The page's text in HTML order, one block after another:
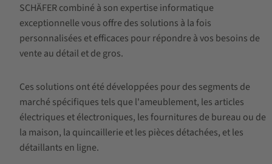
SCHÄFER combiné à son expertise informatique
exceptionnelle vous offre des solutions à la fois
personnalisées et efficaces pour répondre à vos besoins de
vente au détail et de gros.
Ces solutions ont été développées pour des segments de
marché spécifiques tels que l'ameublement, les articles
électriques et électroniques, les fournitures de bureau ou de
la maison, la quincaillerie et les pièces détachées, et les
détaillants en ligne.